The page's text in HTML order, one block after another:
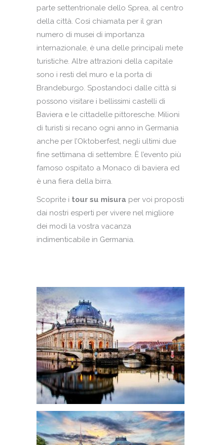
parte settentrionale dello Sprea, al centro
della città. Così chiamata per il gran
numero di musei di importanza
internazionale, è una delle principali mete
turistiche. Altre attrazioni della capitale
sono i resti del muro e la porta di
Brandeburgo. Spostandoci dalle città si
possono visitare i bellissimi castelli di
Baviera e le cittadelle pittoresche. Milioni
di turisti si recano ogni anno in Germania
anche per l’Oktoberfest, negli ultimi due
fine settimana di settembre. È l’evento più
famoso ospitato a Monaco di baviera ed
è una fiera della birra.
Scoprite i tour su misura per voi proposti
dai nostri esperti per vivere nel migliore
dei modi la vostra vacanza
indimenticabile in Germania.